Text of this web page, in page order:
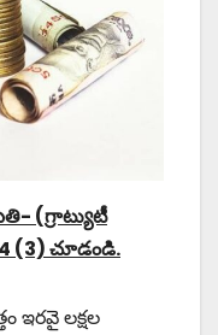
(గ్రాట్యుటీ
4 (3) చూడండి.
ఇరవై లక్షల